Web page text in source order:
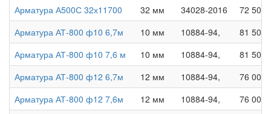
Арматура А500С 32х11700
32 мм 34028-2016
72 500
Арматура АТ-800 ф10 6,7м
10 мм 10884-94,
81 500
Арматура АТ-800 ф10 7,6 м
10 мм 10884-94,
81 500
Арматура АТ-800 ф12 6,7м
12 мм 10884-94,
76 000
Арматура АТ-800 ф12 7,6м
12 мм 10884-94,
76 000